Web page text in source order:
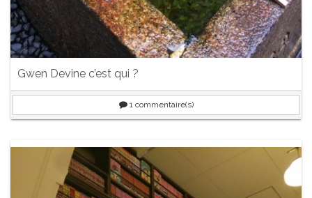
Gwen Devine c’est qui ?
1commentaire(s)